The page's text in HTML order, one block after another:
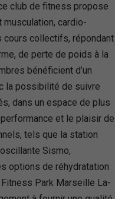
club de fitness propose
musculation, cardio-
cours collectifs, répondant
de perte de poids à la
bénéficient d’un
la possibilité de suivre
dans un espace de plus
et le plaisir de
tels que la station
Sismo,
options de réhydratation
Park Marseille La-